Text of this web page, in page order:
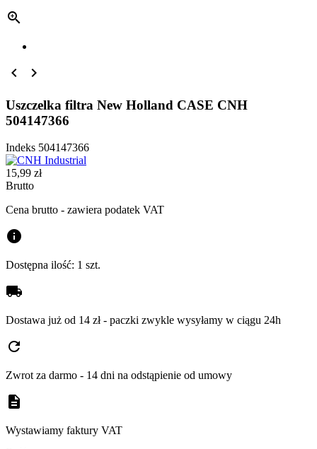

 
Uszczelka filtra New Holland CASE CNH
504147366
Indeks 504147366
15,99 zł
Brutto
Cena brutto - zawiera podatek VAT
info
Dostępna ilość: 1 szt.
local_shipping
Dostawa już od 14 zł - paczki zwykle wysyłamy w ciągu 24h
refresh
Zwrot za darmo - 14 dni na odstąpienie od umowy
description
Wystawiamy faktury VAT